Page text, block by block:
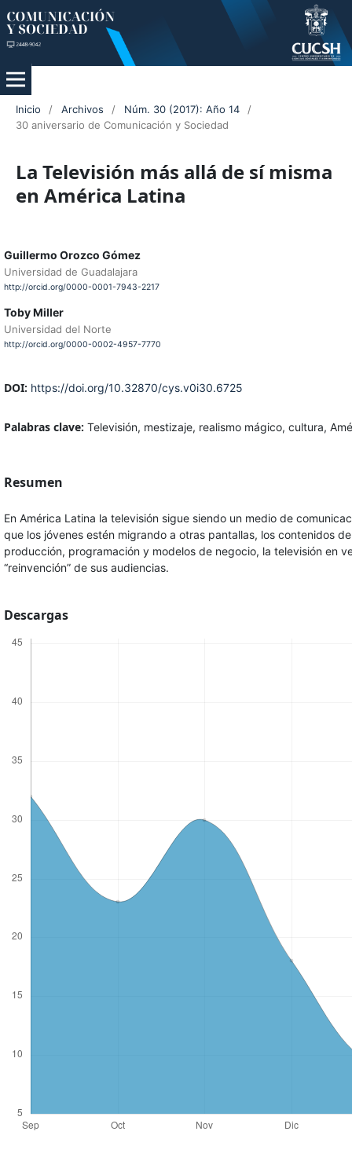
Inicio / Archivos / Núm. 30 (2017): Año 14
/
30 aniversario de Comunicación y Sociedad
La Televisión más allá de sí misma
en América Latina
Guillermo Orozco Gómez
Universidad de Guadalajara
http://orcid.org/0000-0001-7943-2217
Toby Miller
Universidad del Norte
http://orcid.org/0000-0002-4957-7770
DOI: https://doi.org/10.32870/cys.v0i30.6725
Palabras clave: Televisión, mestizaje, realismo mágico, cultura,
Resumen
En América Latina la televisión sigue siendo un medio de
que los jóvenes estén migrando a otras pantallas, los contenidos
producción, programación y modelos de negocio, la televisión en
“reinvención” de sus audiencias.
Descargas